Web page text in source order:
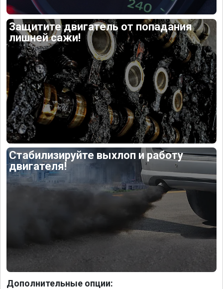
Защитите двигатель от попадания
лишней сажи!
Стабилизируйте выхлоп и работу
двигателя!
Дополнительные опции: